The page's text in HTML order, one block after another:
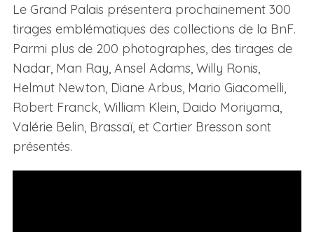
Le Grand Palais présentera prochainement 300
tirages emblématiques des collections de la BnF.
Parmi plus de 200 photographes, des tirages de
Nadar, Man Ray, Ansel Adams, Willy Ronis,
Helmut Newton, Diane Arbus, Mario Giacomelli,
Robert Franck, William Klein, Daido Moriyama,
Valérie Belin, Brassaï, et Cartier Bresson sont
présentés.